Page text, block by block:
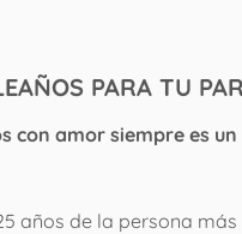
PARA TU
con amor siempre es
años de la persona